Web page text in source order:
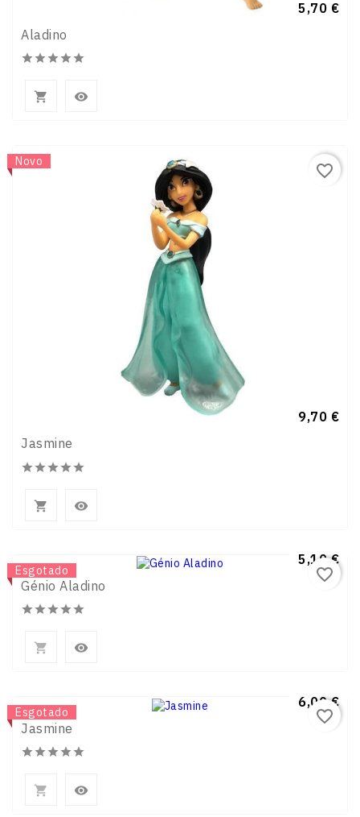
Preço
5,70 €
Aladino

 
Preço
9,70 €
Novo
Jasmine

 
favorite_border
Preço
5,10 €
Novo
Esgotado
Génio Aladino

 
favorite_border
Preço
6,00 €
Novo
Esgotado
Jasmine

 
favorite_border